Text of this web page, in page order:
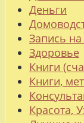
Деньги
Запись
Здоровье
Книги
Книги,
Красота,